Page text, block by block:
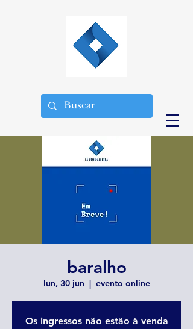
baralho
lun, 30 jun
  |
evento online
Os ingressos não estão à venda